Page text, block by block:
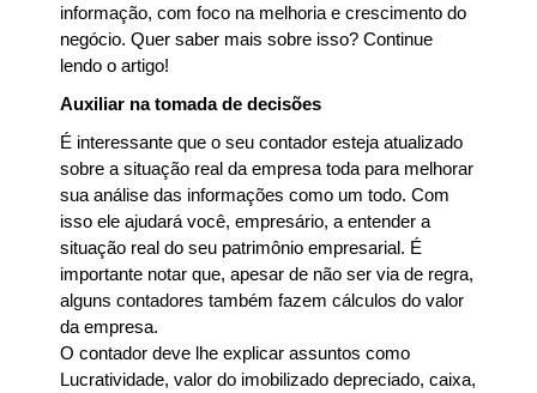
informação, com foco na melhoria e crescimento do
negócio. Quer saber mais sobre isso? Continue
lendo o artigo!
Auxiliar na tomada de decisões
É interessante que o seu contador esteja atualizado
sobre a situação real da empresa toda para melhorar
sua análise das informações como um todo. Com
isso ele ajudará você, empresário, a entender a
situação real do seu patrimônio empresarial. É
importante notar que, apesar de não ser via de regra,
alguns contadores também fazem cálculos do valor
da empresa.
O contador deve lhe explicar assuntos como
Lucratividade, valor do imobilizado depreciado, caixa,